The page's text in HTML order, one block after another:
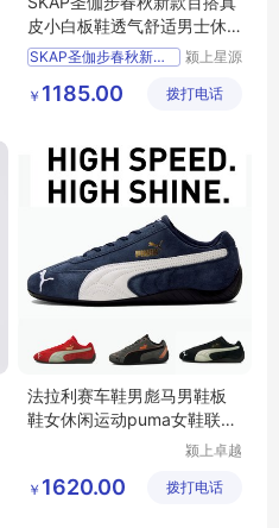
皮小白板鞋透气舒适男士休
闲鞋N10A9006 SKAP圣伽步春秋新款百
颍上星源
有限公司
￥ 1185.00 拨打电话
法拉利赛车鞋男彪马男鞋板
鞋女休闲运动puma女鞋联名
颍上卓越
有限公司
￥ 1620.00 拨打电话